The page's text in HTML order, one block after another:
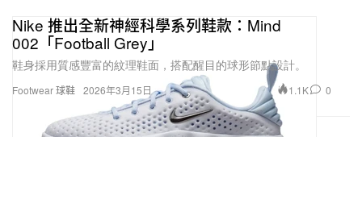
Footwear 球鞋
Nike 推出全新神經科學系列鞋款：Mind
002「Football Grey」
鞋身採用質感豐富的紋理鞋面，搭配醒目的球形節點設計。
2026年3月15日 1.1K 0